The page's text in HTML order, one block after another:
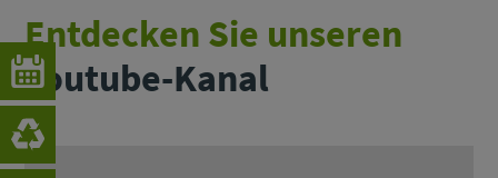
Entdecken Sie unseren
Youtube-Kanal